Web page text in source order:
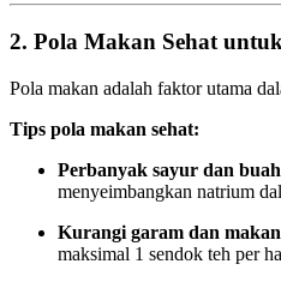
2. Pola Makan Sehat
Pola makan adalah faktor utama
Tips pola makan sehat:
Perbanyak sayur dan buah
menyeimbangkan natrium
Kurangi garam dan
maksimal 1 sendok teh per